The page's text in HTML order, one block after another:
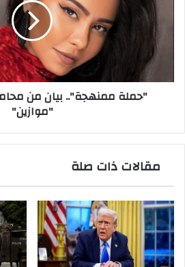
محامي
"موازين"
"حملة ممنهجة".. بيان من
"موازين"
مقالات ذات صلة